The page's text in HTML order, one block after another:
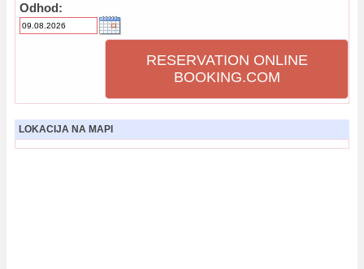
Odhod:
RESERVATION ONLINE
BOOKING.COM
LOKACIJA NA MAPI